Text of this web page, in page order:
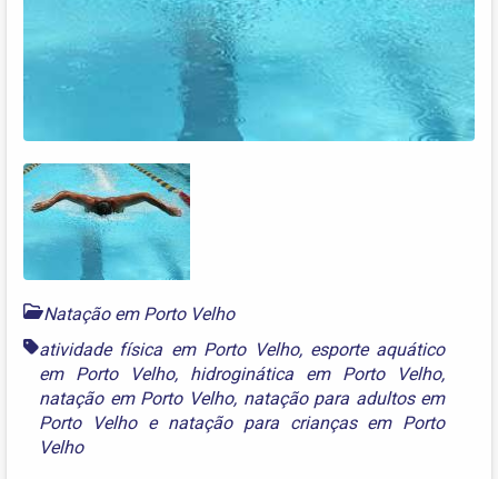
Natação em Porto Velho
atividade física em Porto Velho, esporte aquático
em Porto Velho, hidroginática em Porto Velho,
natação em Porto Velho, natação para adultos em
Porto Velhoe natação para crianças em Porto
Velho